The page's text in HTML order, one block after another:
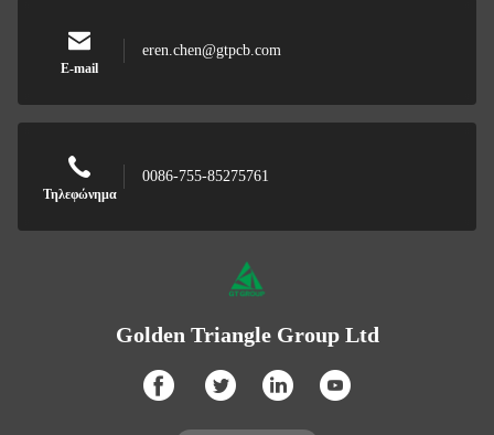
E-mail
eren.chen@gtpcb.com
Τηλεφώνημα
0086-755-85275761
Golden Triangle Group Ltd